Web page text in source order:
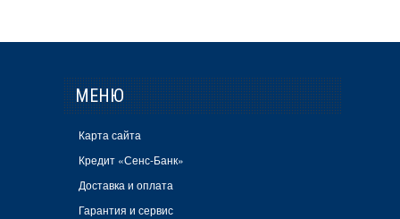
МЕНЮ
Карта сайта
Кредит «Сенс-Банк»
Доставка и оплата
Гарантия и сервис